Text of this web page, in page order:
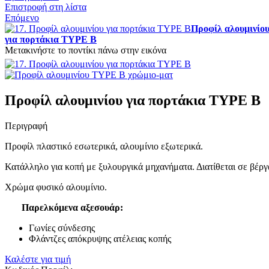
Επιστροφή στη λίστα
Επόμενο
Προφίλ αλουμινίου
για πορτάκια TYPE Β
Μετακινήστε το ποντίκι πάνω στην εικόνα
Προφίλ αλουμινίου για πορτάκια TYPE Β
Περιγραφή
Προφίλ πλαστικό εσωτερικά, αλουμίνιο εξωτερικά.
Κατάλληλο για κοπή με ξυλουργικά μηχανήματα. Διατίθεται σε
Χρώμα φυσικό αλουμίνιο.
Παρελκόμενα αξεσουάρ:
Γωνίες σύνδεσης
Φλάντζες απόκρυψης ατέλειας κοπής
Καλέστε για τιμή